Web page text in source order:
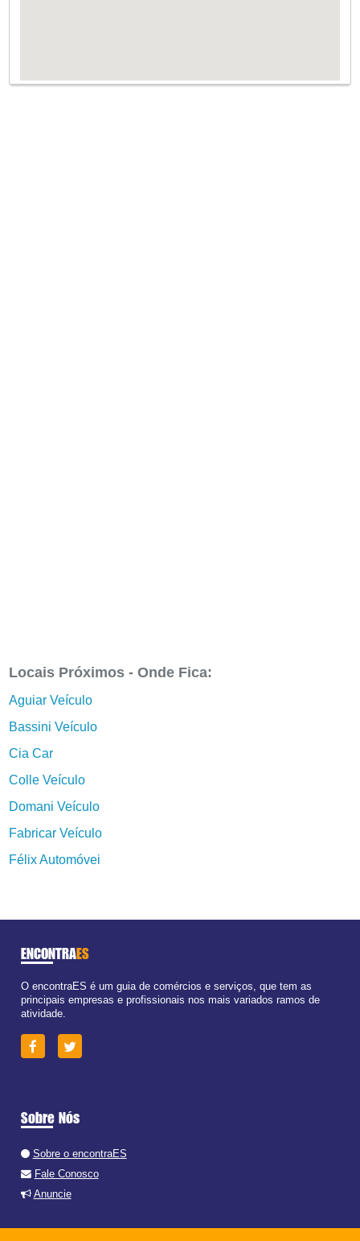
Locais Próximos - Onde Fica:
Aguiar Veículo
Bassini Veículo
Cia Car
Colle Veículo
Domani Veículo
Fabricar Veículo
Félix Automóvei
ENCONTRAES
O encontraES é um guia de comércios e serviços, que tem as
principais empresas e profissionais nos mais variados ramos de
atividade.
Sobre Nós
Sobre o encontraES
Fale Conosco
Anuncie